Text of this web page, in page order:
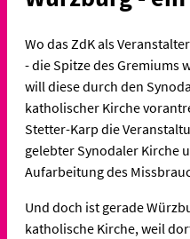
Wo das ZdK als
- die Spitze des Gremiums
will diese durch den
katholischer Kirche
Stetter-Karp die
gelebter Synodaler Kirche
Aufarbeitung des
Und doch ist gerade
katholische Kirche, weil